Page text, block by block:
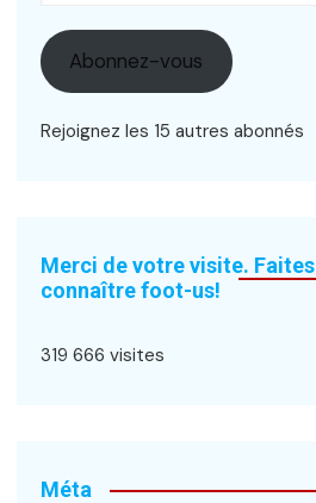
Abonnez-vous
Rejoignez les 15 autres abonnés
Merci de votre visite. Faites
connaître foot-us!
319 666 visites
Méta